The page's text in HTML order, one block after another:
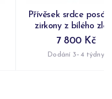
Přívěsek srdce
zirkony z bílého
7 800 Kč
Dodání 3–4 týdny